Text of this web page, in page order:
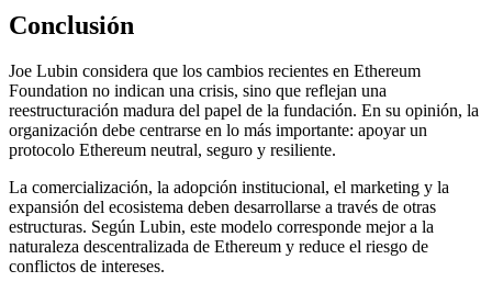
Conclusión
Joe Lubin considera que los cambios recientes en Ethereum
Foundation no indican una crisis, sino que reflejan una
reestructuración madura del papel de la fundación. En su opinión, la
organización debe centrarse en lo más importante: apoyar un
protocolo Ethereum neutral, seguro y resiliente.
La comercialización, la adopción institucional, el marketing y la
expansión del ecosistema deben desarrollarse a través de otras
estructuras. Según Lubin, este modelo corresponde mejor a la
naturaleza descentralizada de Ethereum y reduce el riesgo de
conflictos de intereses.